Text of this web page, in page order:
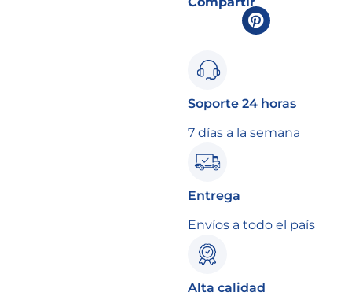
Soporte 24 horas
7 días a la semana
Entrega
Envíos a todo el país
Alta calidad